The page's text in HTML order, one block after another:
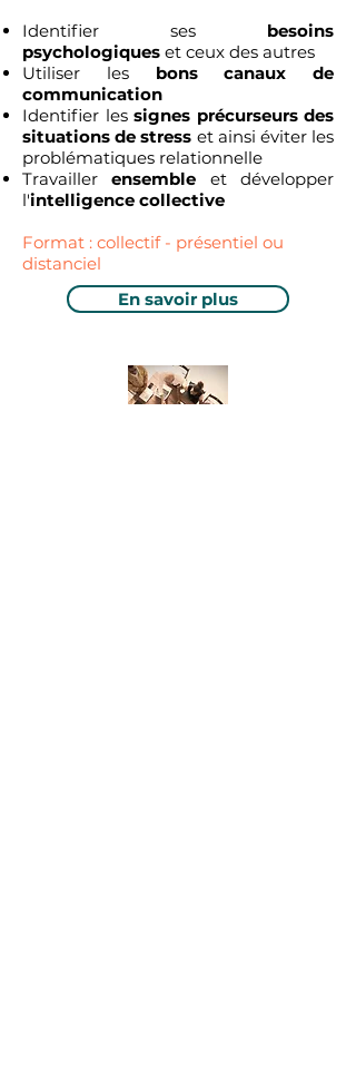
Identifier ses besoins
psychologiques et ceux des autres
Utiliser les bons canaux de
communication
Identifier les signes précurseurs des
situations de stress et ainsi éviter les
problématiques relationnelle
Travaillerensemble et développer
l'intelligence collective
Format : collectif - présentiel ou
distanciel
En savoir plus